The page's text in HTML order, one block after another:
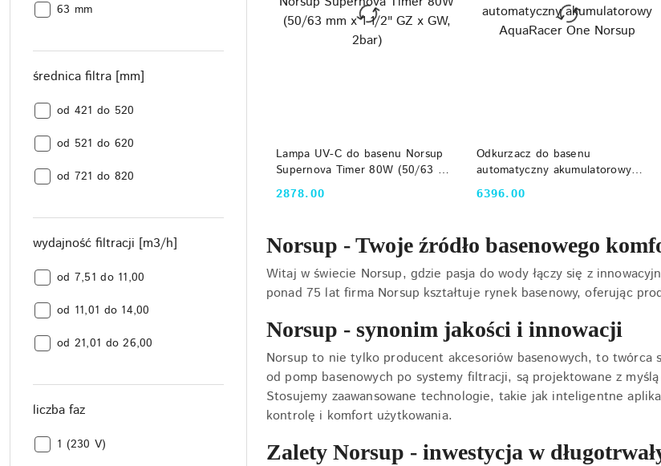
średnica
63 mm
średnica filtra [mm]
średnica
[mm]:
od 421 do 520
średnica
[mm]:
od 521 do 620
średnica
od 721 do 820
wydajność filtracji [m3/h]
wydajność
[m3/h]:
od 7,51 do 11,00
wydajność
[m3/h]:
od 11,01 do 14,00
wydajność
od 21,01 do 26,00
liczba faz
liczba
1 (230 V)
Lampa UV-C do basenu Norsup
Supernova Timer 80W (50/63 mm
x 1 1/2" GZ x GW, 2bar)
Cena:
2878.00
DO KOSZYKA
Odkurzacz do basenu
automatyczny akumulatorowy
AquaRacer One Norsup
Cena:
6396.00
DO KOSZYKA
Norsup - Twoje źródło basenowego
Witaj w świecie Norsup, gdzie pasja do wody łączy się z
ponad 75 lat firma Norsup kształtuje rynek basenowy, oferując
Norsup - synonim jakości i innowacji
Norsup to nie tylko producent akcesoriów basenowych, to
od pomp basenowych po systemy filtracji, są projektowane z
Stosujemy zaawansowane technologie, takie jak inteligentne
kontrolę i komfort użytkowania.
Zalety Norsup - inwestycja w